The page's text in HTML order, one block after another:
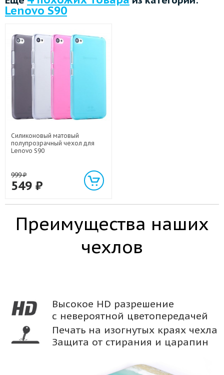
Lenovo S90
Силиконовый матовый
полупрозрачный чехол для
Lenovo S90
999₽
549 ₽
Преимущества наших
чехлов
Высокое HD разрешение
с невероятной цветопередачей
Печать на изогнутых краях чехла
Защита от стирания и царапин